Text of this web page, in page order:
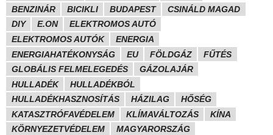
BENZINÁR
BICIKLI BUDAPEST
CSINÁLD MAGAD
DIY
E.ON
ELEKTROMOS AUTÓ
ELEKTROMOS AUTÓK
ENERGIA
ENERGIAHATÉKONYSÁG
EU FÖLDGÁZ
FŰTÉS
GLOBÁLIS FELMELEGEDÉS
GÁZOLAJÁR
HULLADÉK
HULLADÉKBÓL
HULLADÉKHASZNOSÍTÁS
HÁZILAG
HŐSÉG
KATASZTRÓFAVÉDELEM
KLÍMAVÁLTOZÁS
KÍNA
KÖRNYEZETVÉDELEM
MAGYARORSZÁG